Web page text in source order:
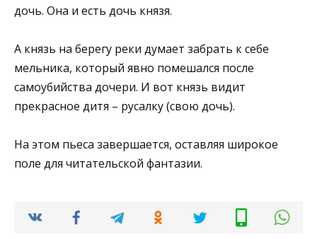
дочь. Она и есть дочь князя.
А князь на берегу реки думает забрать к себе
мельника, который явно помешался после
самоубийства дочери. И вот князь видит
прекрасное дитя – русалку (свою дочь).
На этом пьеса завершается, оставляя широкое
поле для читательской фантазии.